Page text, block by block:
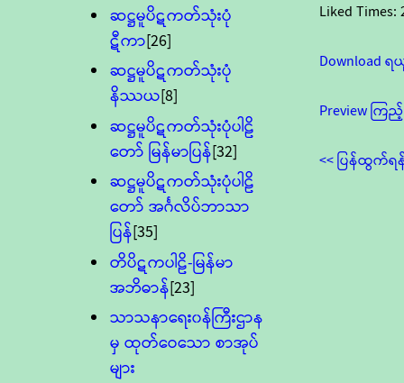
ဆဋ္ဌမူပိဋကတ်သုံးပုံ
ဋီကာ[26]
ဆဋ္ဌမူပိဋကတ်သုံးပုံ
နိဿယ[8]
ဆဋ္ဌမူပိဋကတ်သုံးပုံပါဠိ
တော် မြန်မာပြန်[32]
ဆဋ္ဌမူပိဋကတ်သုံးပုံပါဠိ
တော် အင်္ဂလိပ်ဘာသာ
ပြန်[35]
တိပိဋကပါဠိ-မြန်မာ
အဘိဓာန်[23]
သာသနာရေး၀န်ကြီးဌာန
မှ ထုတ်ဝေသော စာအုပ်
များ
Liked Times:
Download
Preview ကြ
<< ပြန်ထွက်ရ